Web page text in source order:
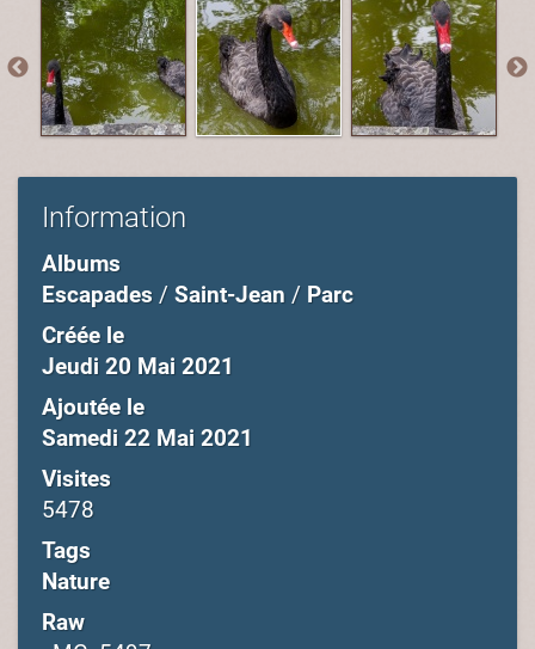
Information
Albums
Escapades / Saint-Jean / Parc
Créée le
Jeudi 20 Mai 2021
Ajoutée le
Samedi 22 Mai 2021
Visites
5478
Tags
Nature
Raw